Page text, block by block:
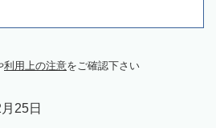
利用上の注意をご確認下さい
25日